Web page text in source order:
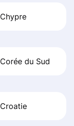
Chypre
Corée du Sud
Croatie